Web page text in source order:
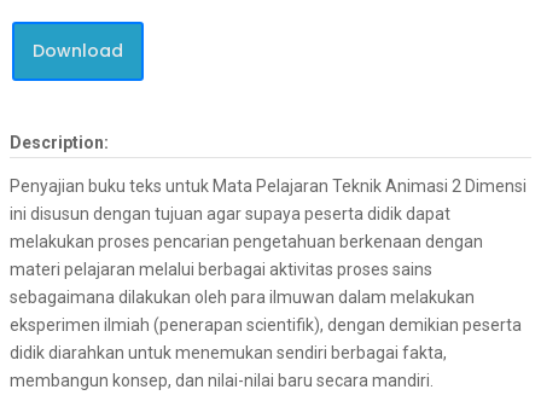
Download
Description:
Penyajian buku teks untuk Mata Pelajaran Teknik Animasi 2 Dimensi
ini disusun dengan tujuan agar supaya peserta didik dapat
melakukan proses pencarian pengetahuan berkenaan dengan
materi pelajaran melalui berbagai aktivitas proses sains
sebagaimana dilakukan oleh para ilmuwan dalam melakukan
eksperimen ilmiah (penerapan scientifik), dengan demikian peserta
didik diarahkan untuk menemukan sendiri berbagai fakta,
membangun konsep, dan nilai-nilai baru secara mandiri.